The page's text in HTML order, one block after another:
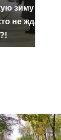
зиму в
не ждал: как